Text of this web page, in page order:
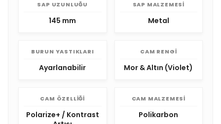
SAP UZUNLUĞU
145 mm
SAP MALZEMESI
Metal
BURUN YASTIKLARI
Ayarlanabilir
CAM RENGI
Mor & Altın (Violet)
CAM ÖZELLIĞI
Polarize+ / Kontrast
CAM MALZEMESI
Polikarbon